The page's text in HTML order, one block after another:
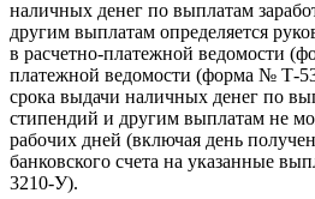
наличных денег по выплатам
другим выплатам определяется
в расчетно-платежной ведомости
платежной ведомости (форма № Т-
срока выдачи наличных денег по
стипендий и другим выплатам не
рабочих дней (включая день
банковского счета на указанные
3210-У).